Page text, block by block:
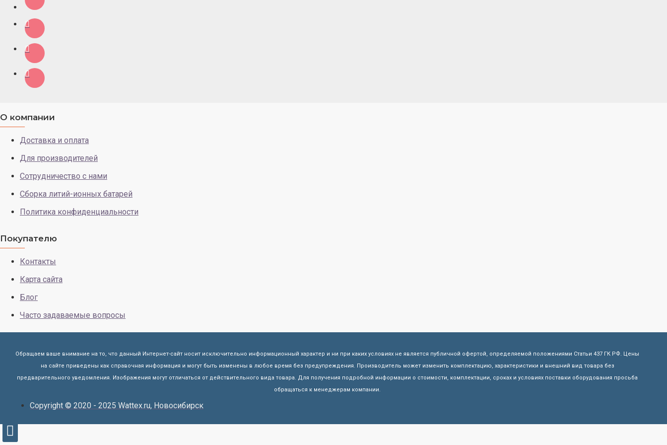
О компании
Доставка и оплата
Для производителей
Сотрудничество с нами
Сборка литий-ионных батарей
Политика конфиденциальности
Покупателю
Контакты
Карта сайта
Блог
Часто задаваемые вопросы
Обращаем ваше внимание на то, что данный Интернет-сайт носит исключительно информационный характер и ни при каких условиях не является публичной офертой, определяемой положениями Статьи 437 ГК РФ. Цены
на сайте приведены как справочная информация и могут быть изменены в любое время без предупреждения. Производитель может изменить комплектацию, характеристики и внешний вид товара без
предварительного уведомления. Изображения могут отличаться от действительного вида товара. Для получения подробной информации о стоимости, комплектации, сроках и условиях поставки оборудования просьба
обращаться к менеджерам компании.
Copyright © 2020 - 2025 Wattex.ru, Новосибирск